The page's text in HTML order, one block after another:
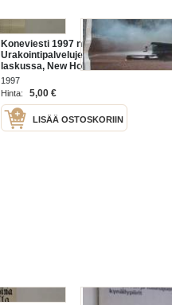
Koneviesti 1997 nr 16 -
Urakointipalvelujen tarve
laskussa, New Holland TX62 -
Monikelapuimuri, Kauhajoen
turpeen nostokalusto - Kehitetty
turpeen mukaan, ym.
1997
Hinta:
5,00 €
LISÄÄ OSTOSKORIIN